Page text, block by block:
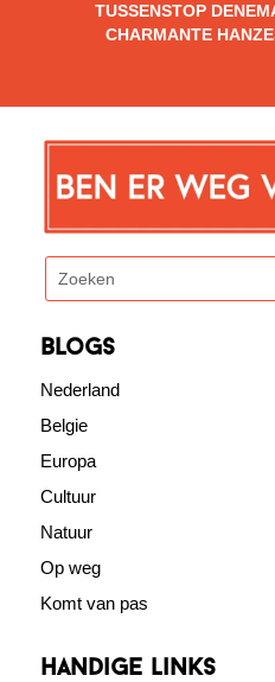
TUSSENSTOP
CHARMANTE
blogs
Nederland
Belgie
Europa
Cultuur
Natuur
Op weg
Komt van pas
Handige links